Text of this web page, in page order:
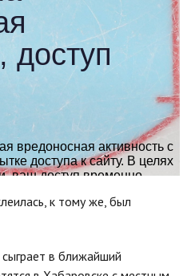
к тому же, был
в ближайший